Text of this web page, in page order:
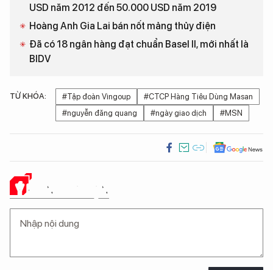
USD năm 2012 đến 50.000 USD năm 2019
Hoàng Anh Gia Lai bán nốt mảng thủy điện
Đã có 18 ngân hàng đạt chuẩn Basel II, mới nhất là
BIDV
TỪ KHÓA: #Tập đoàn Vingoup
#CTCP Hàng Tiêu Dùng Masan
#nguyễn đăng quang
#ngày giao dịch #MSN
Ý KIẾN CỦA BẠN